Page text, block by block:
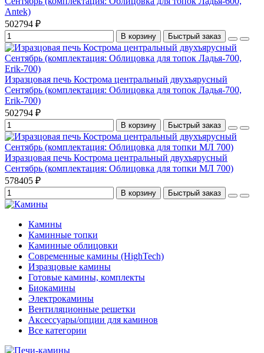
Antek)
502794 ₽
В корзину Быстрый заказ
Изразцовая печь Кострома центральный двухъярусный
Сентябрь (комплектация: Облицовка для топок Ладья-700,
Erik-700)
502794 ₽
В корзину Быстрый заказ
Изразцовая печь Кострома центральный двухъярусный
Сентябрь (комплектация: Облицовка для топки МЛ 700)
578405 ₽
В корзину Быстрый заказ
Камины
Каминные топки
Каминные облицовки
Современные камины (HighTech)
Изразцовые камины
Готовые камины, комплекты
Биокамины
Электрокамины
Вентиляционные решетки
Аксессуары/опции для каминов
Все категории